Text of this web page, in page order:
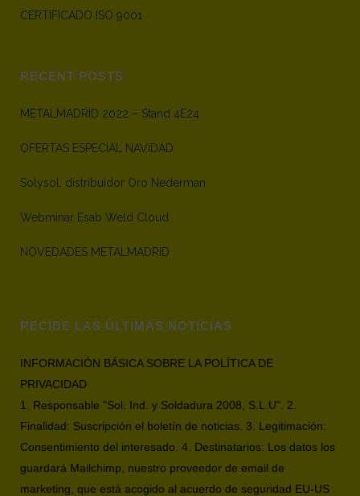
CERTIFICADO ISO 9001
RECENT POSTS
METALMADRID 2022 – Stand 4E24
OFERTAS ESPECIAL NAVIDAD
Solysol, distribuidor Oro Nederman
Webminar Esab Weld Cloud
NOVEDADES METALMADRID
RECIBE LAS ÚLTIMAS NOTICIAS
INFORMACIÓN BÁSICA SOBRE LA POLÍTICA DE
PRIVACIDAD
1. Responsable "Sol. Ind. y Soldadura 2008, S.L.U". 2.
Finalidad: Suscripción el boletín de noticias. 3. Legitimación:
Consentimiento del interesado. 4. Destinatarios: Los datos los
guardará Mailchimp, nuestro proveedor de email de
marketing, que está acogido al acuerdo de seguridad EU-US